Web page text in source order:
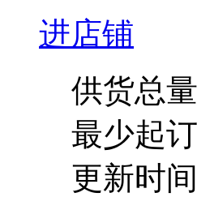
进店铺
供货总量
最少起订
更新时间